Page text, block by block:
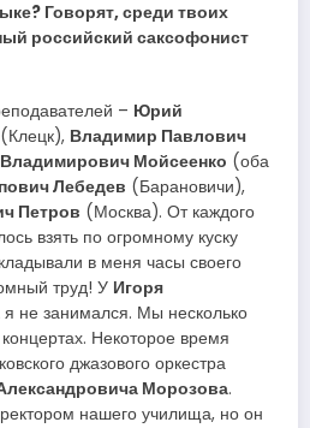
Говорят, среди твоих
российский саксофонист
– Юрий
(Клецк), Владимир Павлович
Мойсеенко (оба
Лебедев (Барановичи),
Петров (Москва). От каждого
взять по огромному куску
в меня часы своего
труд! У Игоря
я не занимался. Мы несколько
Некоторое время
джазового оркестра
Морозова.
нашего училища, но он